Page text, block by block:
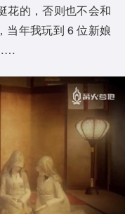
花的，否则也不会和
当年我玩到 6 位新娘